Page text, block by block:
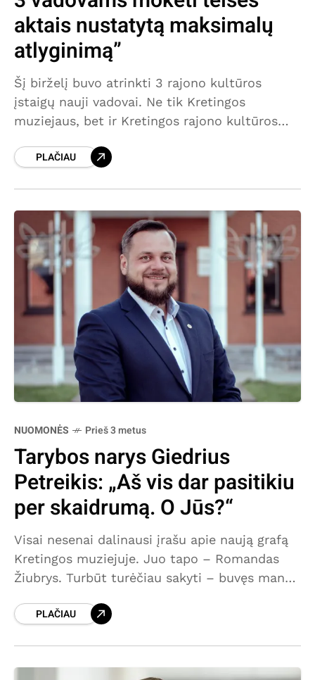
aktais nustatytą maksimalų
atlyginimą”
Šį birželį buvo atrinkti 3 rajono kultūros
įstaigų nauji vadovai. Ne tik Kretingos
muziejaus, bet ir Kretingos rajono kultūros
trys įstaigos šiandien gali
PLAČIAU
NUOMONĖS Prieš 3 metus
Tarybos narys Giedrius
Petreikis: „Aš vis dar pasitikiu
per skaidrumą. O Jūs?“
Visai nesenai dalinausi įrašu apie naują grafą
Kretingos muziejuje. Juo tapo – Romandas
Žiubrys. Turbūt turėčiau sakyti – buvęs mano
išrinktas su politinio komiteto Kretingos
PLAČIAU